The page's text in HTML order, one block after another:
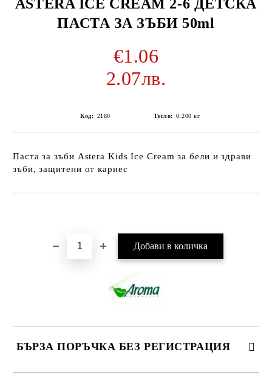
ASTERA ICE CREAM 2-6 ДЕТСКА
ПАСТА ЗА ЗЪБИ 50ml
€1.06
2.07лв.
Код: 2180 Тегло: 0.200 кг
Паста за зъби Astera Kids Ice Cream за бели и здрави
зъби, защитени от кариес
БЪРЗА ПОРЪЧКА БЕЗ РЕГИСТРАЦИЯ